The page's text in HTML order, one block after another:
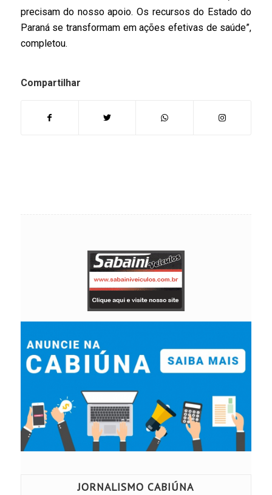
precisam do nosso apoio. Os recursos do Estado do
Paraná se transformam em ações efetivas de saúde”,
completou.
Compartilhar
JORNALISMO CABIÚNA